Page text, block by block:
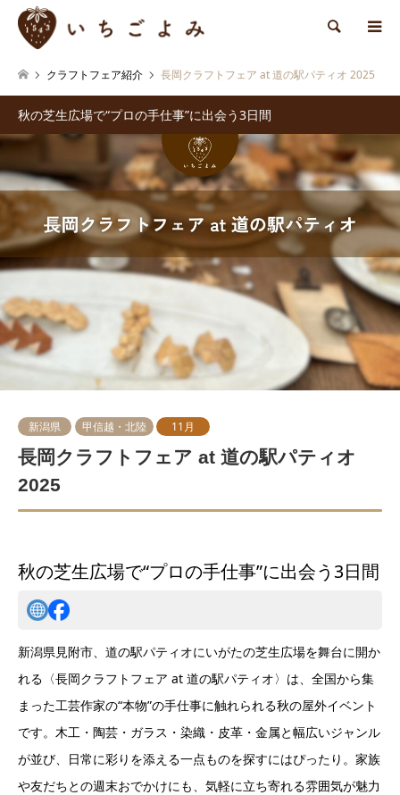
検索
クラフトフェア紹介 長岡クラフトフェア at 道の駅パティオ 2025
秋の芝生広場で“プロの手仕事”に出会う3日間
新潟県 甲信越・北陸 11月
長岡クラフトフェア at 道の駅パティオ
2025
秋の芝生広場で“プロの手仕事”に出会う3日間
新潟県見附市、道の駅パティオにいがたの芝生広場を舞台に開か
れる〈長岡クラフトフェア at 道の駅パティオ〉は、全国から集
まった工芸作家の“本物”の手仕事に触れられる秋の屋外イベント
です。木工・陶芸・ガラス・染織・皮革・金属と幅広いジャンル
が並び、日常に彩りを添える一点ものを探すにはぴったり。家族
や友だちとの週末おでかけにも、気軽に立ち寄れる雰囲気が魅力